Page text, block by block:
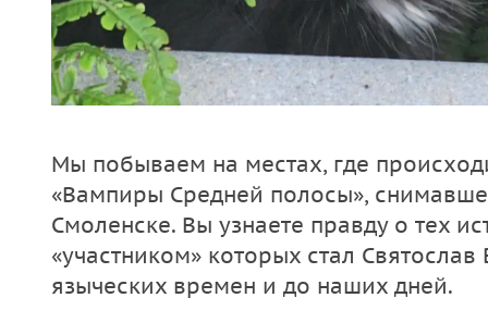
Мы побываем на местах, где
«Вампиры Средней полосы»,
Смоленске. Вы узнаете правду о тех
«участником» которых стал
языческих времен и до наших дней.